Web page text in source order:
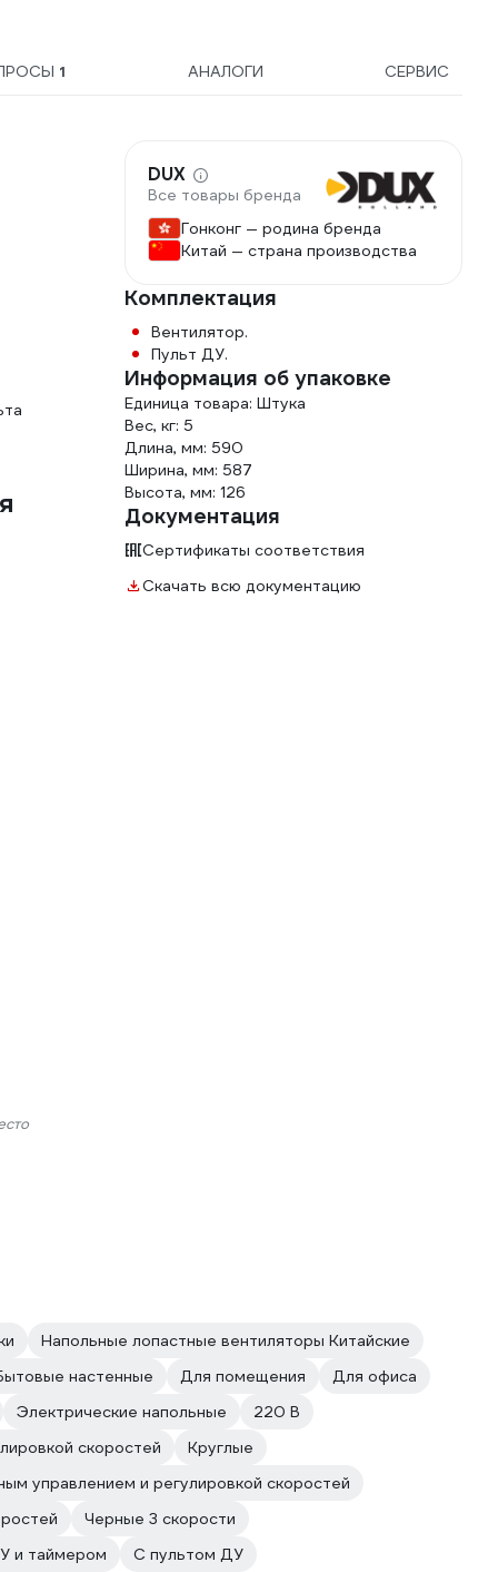
1 АНАЛОГИ СЕРВИС
DUX
Все товары бренда
Гонконг — родина бренда
Китай — страна производства
Комплектация
Вентилятор.
Пульт ДУ.
Информация об упаковке
Единица товара: Штука
Вес, кг: 5
Длина, мм: 590
Ширина, мм: 587
Высота, мм: 126
Документация
Сертификаты соответствия
Скачать всю документацию
Напольные лопастные вентиляторы Китайские
настенные Для помещения
Для офиса
Электрические напольные
220 В
скоростей
Круглые
управлением и регулировкой скоростей
Черные 3 скорости
и таймером
С пультом ДУ